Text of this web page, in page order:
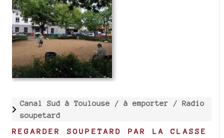
Canal Sud à Toulouse / à emporter / Radio
soupetard
REGARDER SOUPETARD PAR LA CLASSE